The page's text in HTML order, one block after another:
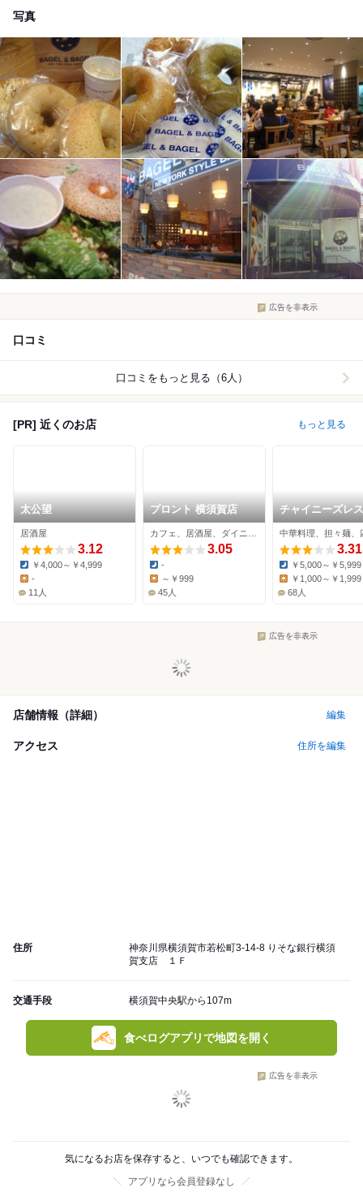
写真
広告を非表示
口コミ
口コミをもっと見る（6人）
[PR] 近くのお店 もっと見る
太公望
居酒屋
3.12
Dinner:
￥4,000～￥4,999
Lunch:
-
11人
プロント 横須賀店
3.05
Dinner:
-
Lunch:
～￥999
45人
チャイニーズレ
ン 凜
3.31
Dinner:
￥5,000～￥5,999
Lunch:
￥1,000～￥1,999
68人
広告を非表示
店舗情報（詳細） 編集
アクセス 住所を編集
住所
神奈川県横須賀市若松町3-14-8 りそな銀行横須
賀支店 １Ｆ
交通手段 横須賀中央駅から107m
食べログアプリで地図を開く
広告を非表示
気になるお店を保存すると、いつでも確認できます。
アプリなら会員登録なし